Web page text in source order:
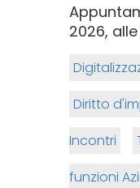
2026, alle
Diritto
Incontri
funzioni